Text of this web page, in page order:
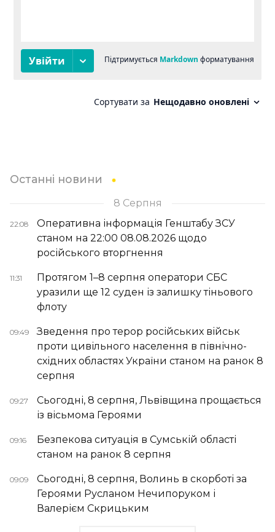
Останні новини
8 Серпня
22:08
Оперативна інформація Генштабу ЗСУ
станом на 22:00 08.08.2026 щодо
російського вторгнення
11:31
Протягом 1–8 серпня оператори СБС
уразили ще 12 суден із залишку тіньового
флоту
09:49
Зведення про терор російських військ
проти цивільного населення в північно-
східних областях України станом на ранок 8
серпня
09:27
Сьогодні, 8 серпня, Львівщина прощається
із вісьмома Героями
09:16
Безпекова ситуація в Сумській області
станом на ранок 8 серпня
09:09
Сьогодні, 8 серпня, Волинь в скорботі за
Героями Русланом Нечипоруком і
Валерієм Скрицьким